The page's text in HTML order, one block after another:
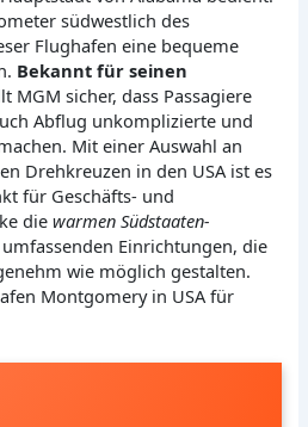
südwestlich des
Flughafen eine bequeme
Bekannt für seinen
MGM sicher, dass Passagiere
Abflug unkomplizierte und
Mit einer Auswahl an
Drehkreuzen in den USA ist es
für Geschäfts- und
diewarmen Südstaaten-
Einrichtungen, die
wie möglich gestalten.
Montgomery in USA für